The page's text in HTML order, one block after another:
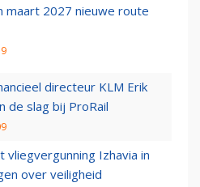
maart 2027 nieuwe route
directeur KLM Erik
de slag bij ProRail
vliegvergunning Izhavia in
over veiligheid